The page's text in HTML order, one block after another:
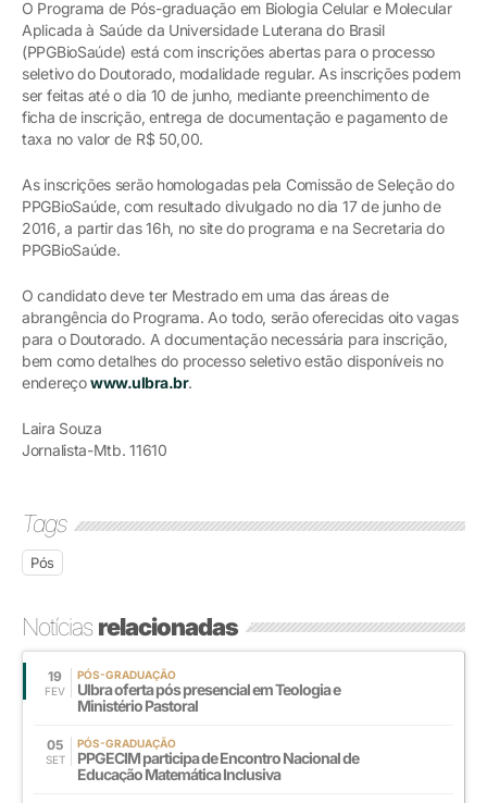
O Programa de Pós-graduação em Biologia Celular e Molecular
Aplicada à Saúde da Universidade Luterana do Brasil
(PPGBioSaúde) está com inscrições abertas para o processo
seletivo do Doutorado, modalidade regular. As inscrições podem
ser feitas até o dia 10 de junho, mediante preenchimento de
ficha de inscrição, entrega de documentação e pagamento de
taxa no valor de R$ 50,00.
As inscrições serão homologadas pela Comissão de Seleção do
PPGBioSaúde, com resultado divulgado no dia 17 de junho de
2016, a partir das 16h, no site do programa e na Secretaria do
PPGBioSaúde.
O candidato deve ter Mestrado em uma das áreas de
abrangência do Programa. Ao todo, serão oferecidas oito vagas
para o Doutorado. A documentação necessária para inscrição,
bem como detalhes do processo seletivo estão disponíveis no
endereçowww.ulbra.br.
Laira Souza
Jornalista-Mtb. 11610
Tags
Pós
Notíciasrelacionadas
19
FEV
PÓS-GRADUAÇÃO
Ulbra oferta pós presencial em Teologia e
Ministério Pastoral
05
SET
PÓS-GRADUAÇÃO
PPGECIM participa de Encontro Nacional de
Educação Matemática Inclusiva